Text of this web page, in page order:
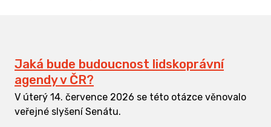
Jaká bude budoucnost lidskoprávní
agendy v ČR?
V úterý 14. července 2026 se této otázce věnovalo
veřejné slyšení Senátu.